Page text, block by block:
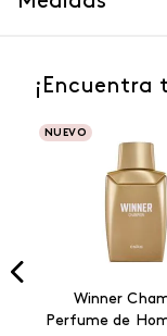
¡Encuentra
NUEVO
Winner
Perfume de